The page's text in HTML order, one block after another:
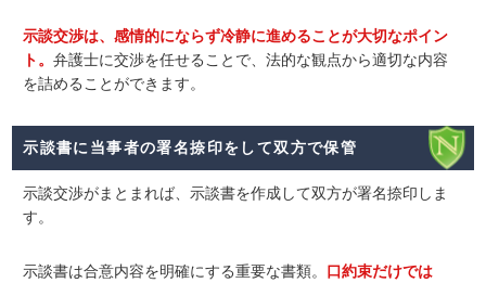
示談交渉は、感情的にならず冷静に進めることが大切なポイン
ト。弁護士に交渉を任せることで、法的な観点から適切な内容
を詰めることができます。
示談書に当事者の署名捺印をして双方で保管
示談交渉がまとまれば、示談書を作成して双方が署名捺印 しま
す。
示談書は合意内容を明確にする重要な書類。 口約束だけでは